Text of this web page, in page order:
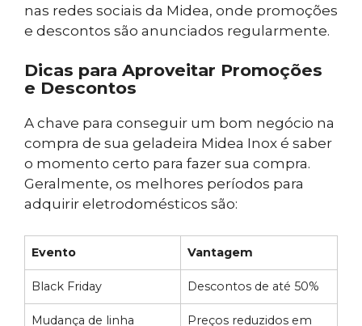
nas redes sociais da Midea, onde promoções
e descontos são anunciados regularmente.
Dicas para Aproveitar Promoções
e Descontos
A chave para conseguir um bom negócio na
compra de sua geladeira Midea Inox é saber
o momento certo para fazer sua compra.
Geralmente, os melhores períodos para
adquirir eletrodomésticos são:
Evento Vantagem
Black Friday Descontos de até 50%
Mudança de linha
Preços reduzidos em